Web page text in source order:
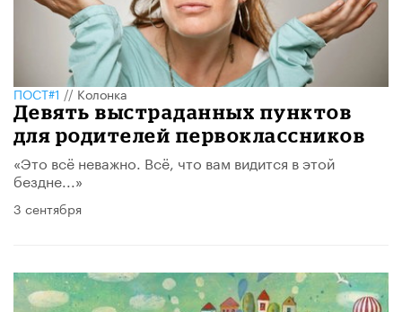
ПОСТ#1//Колонка
Девять выстраданных пунктов
для родителей первоклассников
«Это всё неважно. Всё, что вам видится в этой
бездне...»
3 сентября